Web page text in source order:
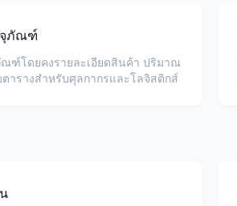
จุภัณฑ์
ฑ์โดยคงรายละเอียดสินค้า ปริมาณ
ารางสำหรับศุลกากรและโลจิสติกส์